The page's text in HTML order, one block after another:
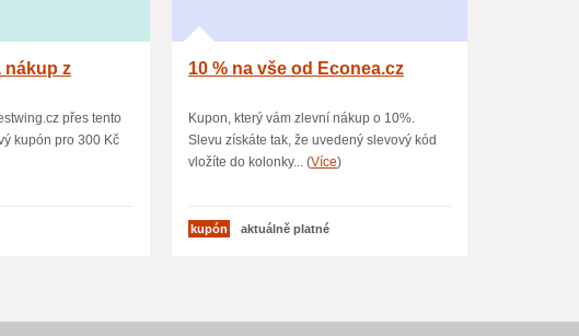
nákup z
přes tento
kupón pro 300 Kč
10 % na vše od Econea.cz
Kupon, který vám zlevní nákup o 10%.
Slevu získáte tak, že uvedený slevový kód
vložíte do kolonky... (Více)
kupón aktuálně platné